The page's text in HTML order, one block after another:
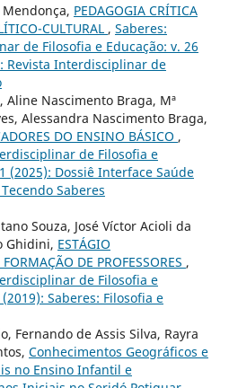
PEDAGOGIA CRÍTICA
CULTURAL , Saberes:
de Filosofia e Educação: v. 26
Revista Interdisciplinar de
Aline Nascimento Braga, Mª
Alessandra Nascimento Braga,
DO ENSINO BÁSICO ,
de Filosofia e
(2025): Dossiê Interface Saúde
Saberes
Souza, José Víctor Acioli da
Ghidini, ESTÁGIO
DE PROFESSORES ,
de Filosofia e
Saberes: Filosofia e
Fernando de Assis Silva, Rayra
Conhecimentos Geográficos e
no Ensino Infantil e